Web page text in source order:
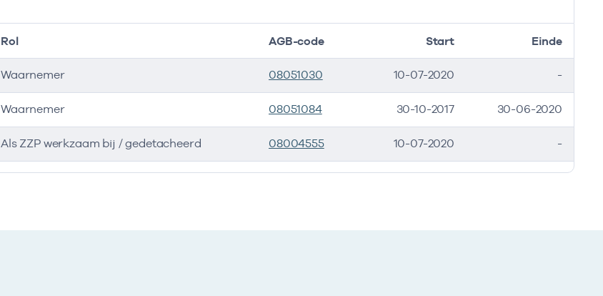
Rol AGB-code Start Einde
Waarnemer 08051030 10-07-2020 -
Waarnemer 08051084 30-10-2017 30-06-2020
Als ZZP werkzaam bij / gedetacheerd 08004555 10-07-2020 -